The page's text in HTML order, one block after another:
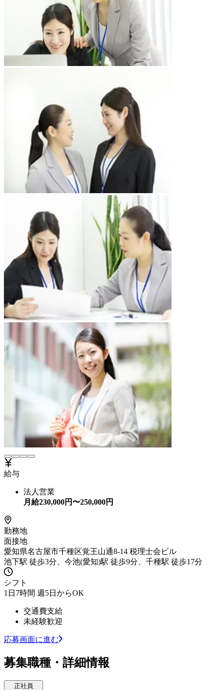
給与
法人営業
月給230,000円〜250,000円
勤務地
面接地
愛知県名古屋市千種区覚王山通8-14 税理士会ビル
池下駅 徒歩3分、今池(愛知)駅 徒歩9分、千種駅 徒歩17分
シフト
1日7時間 週5日からOK
交通費支給
未経験歓迎
応募画面に進む
募集職種・詳細情報
正社員